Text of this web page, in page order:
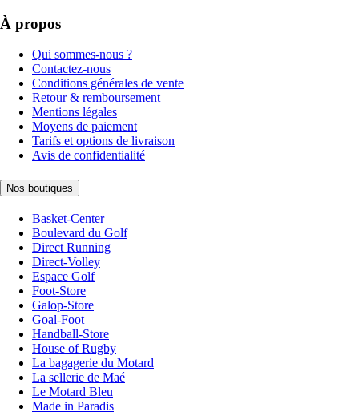
À propos
Qui sommes-nous ?
Contactez-nous
Conditions générales de vente
Retour & remboursement
Mentions légales
Moyens de paiement
Tarifs et options de livraison
Avis de confidentialité
Nos boutiques
Basket-Center
Boulevard du Golf
Direct Running
Direct-Volley
Espace Golf
Foot-Store
Galop-Store
Goal-Foot
Handball-Store
House of Rugby
La bagagerie du Motard
La sellerie de Maé
Le Motard Bleu
Made in Paradis